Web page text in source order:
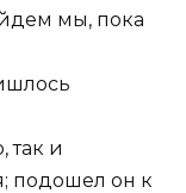
мы, пока
так и
подошел он к